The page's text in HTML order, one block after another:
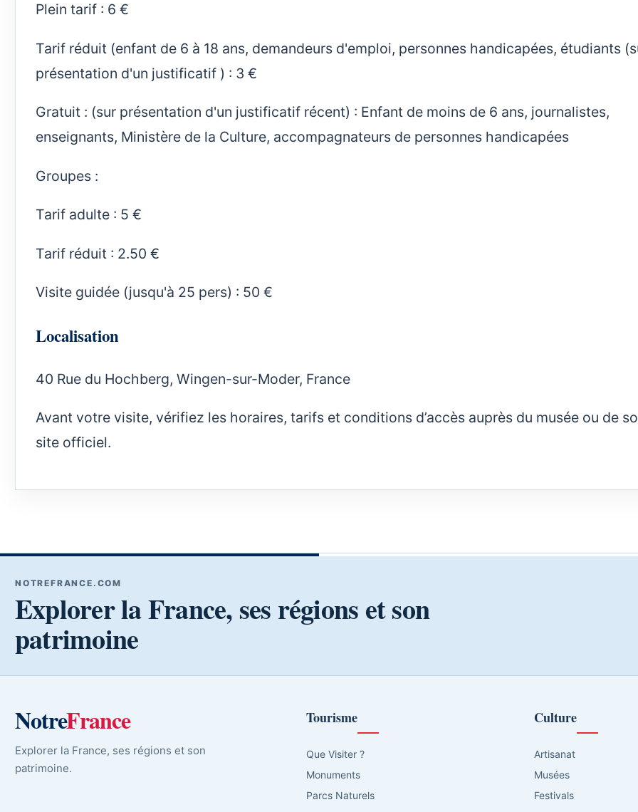
Plein tarif : 6 €
Tarif réduit (enfant de 6 à 18 ans, demandeurs d'emploi, personnes handicapées, étudiants
présentation d'un justificatif ) : 3 €
Gratuit : (sur présentation d'un justificatif récent) : Enfant de moins de 6 ans, journalistes,
enseignants, Ministère de la Culture, accompagnateurs de personnes handicapées
Groupes :
Tarif adulte : 5 €
Tarif réduit : 2.50 €
Visite guidée (jusqu'à 25 pers) : 50 €
Localisation
40 Rue du Hochberg, Wingen-sur-Moder, France
Avant votre visite, vérifiez les horaires, tarifs et conditions d’accès auprès du musée ou de
site officiel.
NOTREFRANCE.COM
Explorer la France, ses régions et son
patrimoine
NotreFrance
Explorer la France, ses régions et son
patrimoine.
Tourisme
Que Visiter ?
Monuments
Parcs Naturels
Culture
Artisanat
Musées
Festivals